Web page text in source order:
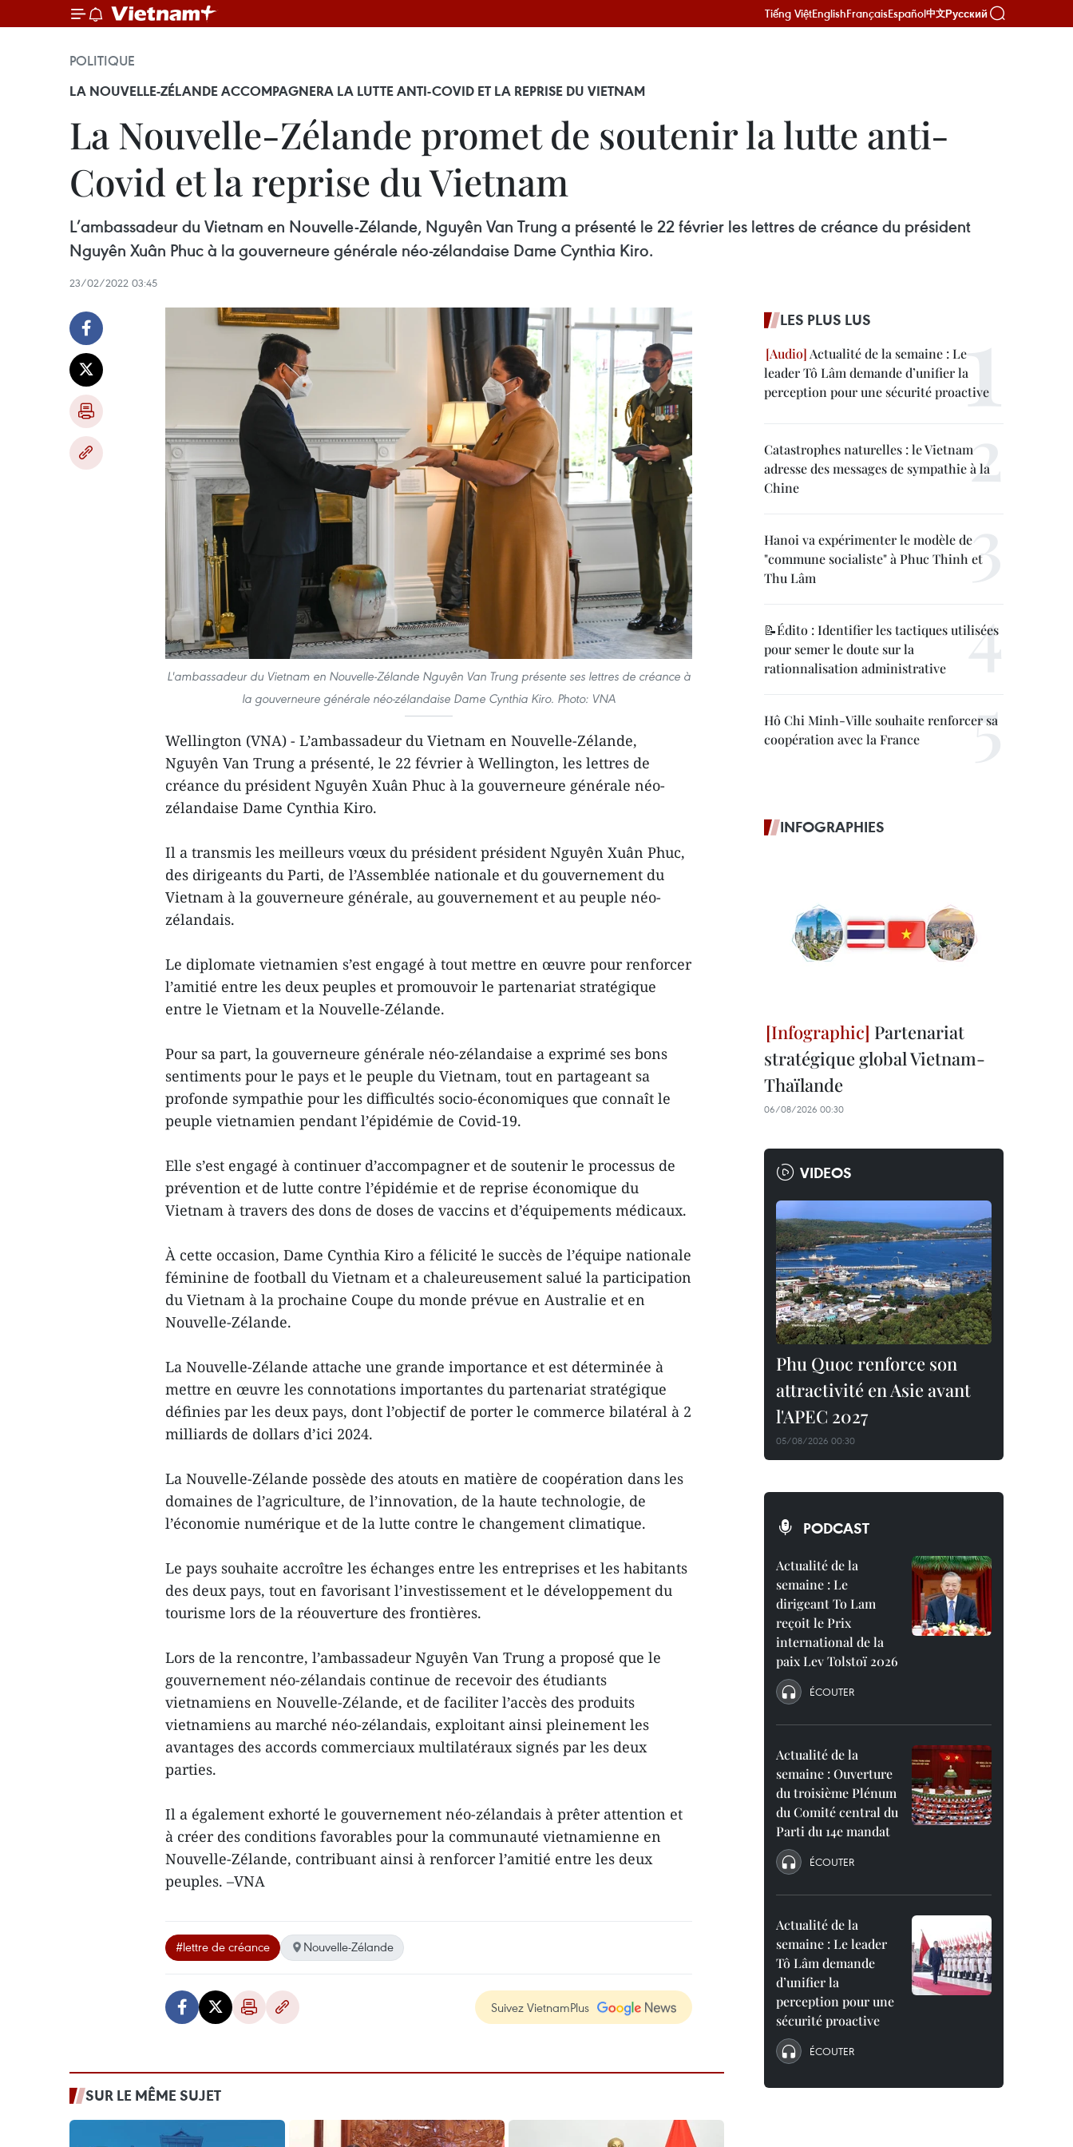
Tiếng ViệtEnglishFrançaisEspañol中文Русский
POLITIQUE
LA NOUVELLE-ZÉLANDE ACCOMPAGNERA LA LUTTE ANTI-COVID ET LA REPRISE DU VIETNAM
La Nouvelle-Zélande promet de soutenir la lutte anti-
Covid et la reprise du Vietnam
L’ambassadeur du Vietnam en Nouvelle-Zélande, Nguyên Van Trung a présenté le 22 février les lettres de créance du président
Nguyên Xuân Phuc à la gouverneure générale néo-zélandaise Dame Cynthia Kiro.
23/02/2022 03:45
L'ambassadeur du Vietnam en Nouvelle-Zélande Nguyên Van Trung présente ses lettres de créance à
la gouverneure générale néo-zélandaise Dame Cynthia Kiro. Photo: VNA
Wellington (VNA) - L’ambassadeur du Vietnam en Nouvelle-Zélande,
Nguyên Van Trung a présenté, le 22 février à Wellington, les lettres de
créance du président Nguyên Xuân Phuc à la gouverneure générale néo-
zélandaise Dame Cynthia Kiro.
Il a transmis les meilleurs vœux du président président Nguyên Xuân Phuc,
des dirigeants du Parti, de l’Assemblée nationale et du gouvernement du
Vietnam à la gouverneure générale, au gouvernement et au peuple néo-
zélandais.
Le diplomate vietnamien s’est engagé à tout mettre en œuvre pour renforcer
l’amitié entre les deux peuples et promouvoir le partenariat stratégique
entre le Vietnam et la Nouvelle-Zélande.
Pour sa part, la gouverneure générale néo-zélandaise a exprimé ses bons
sentiments pour le pays et le peuple du Vietnam, tout en partageant sa
profonde sympathie pour les difficultés socio-économiques que connaît le
peuple vietnamien pendant l’épidémie de Covid-19.
Elle s’est engagé à continuer d’accompagner et de soutenir le processus de
prévention et de lutte contre l’épidémie et de reprise économique du
Vietnam à travers des dons de doses de vaccins et d’équipements médicaux.
À cette occasion, Dame Cynthia Kiro a félicité le succès de l’équipe nationale
féminine de football du Vietnam et a chaleureusement salué la participation
du Vietnam à la prochaine Coupe du monde prévue en Australie et en
Nouvelle-Zélande.
La Nouvelle-Zélande attache une grande importance et est déterminée à
mettre en œuvre les connotations importantes du partenariat stratégique
définies par les deux pays, dont l’objectif de porter le commerce bilatéral à 2
milliards de dollars d’ici 2024.
La Nouvelle-Zélande possède des atouts en matière de coopération dans les
domaines de l’agriculture, de l’innovation, de la haute technologie, de
l’économie numérique et de la lutte contre le changement climatique.
Le pays souhaite accroître les échanges entre les entreprises et les habitants
des deux pays, tout en favorisant l’investissement et le développement du
tourisme lors de la réouverture des frontières.
Lors de la rencontre, l’ambassadeur Nguyên Van Trung a proposé que le
gouvernement néo-zélandais continue de recevoir des étudiants
vietnamiens en Nouvelle-Zélande, et de faciliter l’accès des produits
vietnamiens au marché néo-zélandais, exploitant ainsi pleinement les
avantages des accords commerciaux multilatéraux signés par les deux
parties.
Il a également exhorté le gouvernement néo-zélandais à prêter attention et
à créer des conditions favorables pour la communauté vietnamienne en
Nouvelle-Zélande, contribuant ainsi à renforcer l’amitié entre les deux
peuples. –VNA
#lettre de créance Nouvelle-Zélande
Suivez VietnamPlus
SUR LE MÊME SUJET
LES PLUS LUS
Actualité de la semaine : Le
leader Tô Lâm demande d’unifier la
perception pour une sécurité proactive
Catastrophes naturelles : le Vietnam
adresse des messages de sympathie à la
Chine
Hanoi va expérimenter le modèle de
"commune socialiste" à Phuc Thinh et
Thu Lâm
📝Édito : Identifier les tactiques utilisées
pour semer le doute sur la
rationnalisation administrative
Hô Chi Minh-Ville souhaite renforcer sa
coopération avec la France
INFOGRAPHIES
Partenariat
stratégique global Vietnam-
Thaïlande
06/08/2026 00:30
VIDEOS
Phu Quoc renforce son
attractivité en Asie avant
l'APEC 2027
05/08/2026 00:30
PODCAST
Actualité de la
semaine : Le
dirigeant To Lam
reçoit le Prix
international de la
paix Lev Tolstoï 2026
ÉCOUTER
Actualité de la
semaine : Ouverture
du troisième Plénum
du Comité central du
Parti du 14e mandat
ÉCOUTER
Actualité de la
semaine : Le leader
Tô Lâm demande
d’unifier la
perception pour une
sécurité proactive
ÉCOUTER